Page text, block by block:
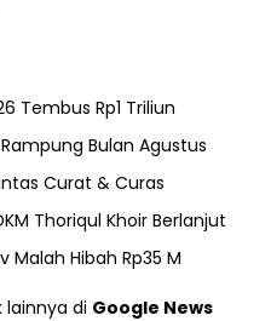
Tembus Rp1 Triliun
Bulan Agustus
Curat & Curas
Thoriqul Khoir Berlanjut
Malah Hibah Rp35 M
lainnya di Google News